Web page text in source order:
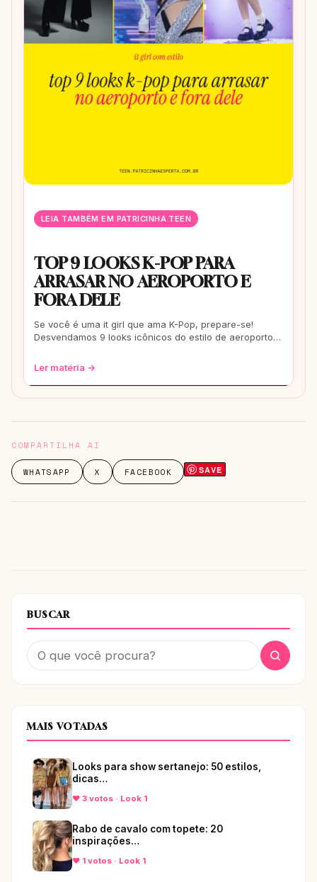
LEIA TAMBÉM EM PATRICINHA TEEN
TOP 9 LOOKS K-POP PARA
ARRASAR NO AEROPORTO E
FORA DELE
Se você é uma it girl que ama K-Pop, prepare-se!
Desvendamos 9 looks icônicos do estilo de aeroporto
Ler matéria →
COMPARTILHA AI
WHATSAPP X FACEBOOK SAVE
BUSCAR
MAIS VOTADAS
Looks para show sertanejo: 50 estilos,
dicas…
♥ 3 votos · Look 1
Rabo de cavalo com topete: 20
inspirações…
♥ 1 votos · Look 1